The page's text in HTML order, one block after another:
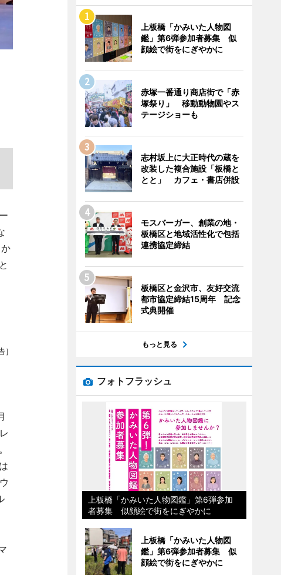
］
上板橋「かみいた人物図
鑑」第6弾参加者募集 似
顔絵で街をにぎやかに
赤塚一番通り商店街で「赤
塚祭り」 移動動物園やス
テージショーも
志村坂上に大正時代の蔵を
改装した複合施設「板橋と
とと」 カフェ・書店併設
モスバーガー、創業の地・
板橋区と地域活性化で包括
連携協定締結
板橋区と金沢市、友好交流
都市協定締結15周年 記念
式典開催
もっと見る
フォトフラッシュ
上板橋「かみいた人物図鑑」第6弾参加
者募集 似顔絵で街をにぎやかに
上板橋「かみいた人物図
鑑」第6弾参加者募集 似
顔絵で街をにぎやかに